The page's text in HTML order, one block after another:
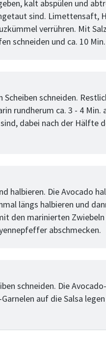
kalt abspülen und
sind. Limettensaft,
verrühren. Mit
schneiden und ca. 10
Scheiben schneiden.
rundherum ca. 3 - 4
dabei nach der Hälfte
halbieren. Die Avocado
längs halbieren und
den marinierten
abschmecken.
schneiden. Die
auf die Salsa